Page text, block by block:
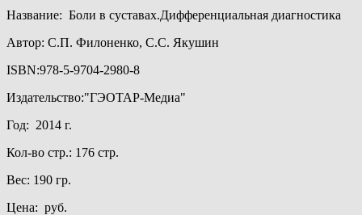
Название: Боли в суставах.Дифференциальная диагностика
Автор: С.П. Филоненко, С.С. Якушин
ISBN:978-5-9704-2980-8
Издательство:"ГЭОТАР-Медиа"
Год: 2014 г.
Кол-во стр.: 176 стр.
Вес: 190 гр.
Цена: руб.